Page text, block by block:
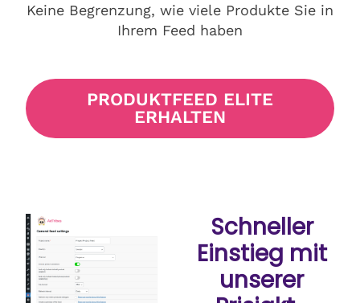
Keine Begrenzung, wie viele Produkte Sie in
Ihrem Feed haben
PRODUKTFEED ELITE
ERHALTEN
Schneller
Einstieg mit
unserer